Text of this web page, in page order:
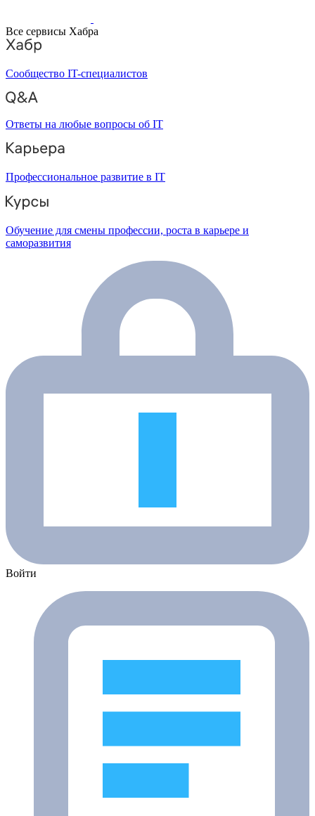
Все сервисы Хабра
Сообщество IT-специалистов
Ответы на любые вопросы об IT
Профессиональное развитие в IT
Обучение для смены профессии, роста в карьере и
саморазвития
Войти